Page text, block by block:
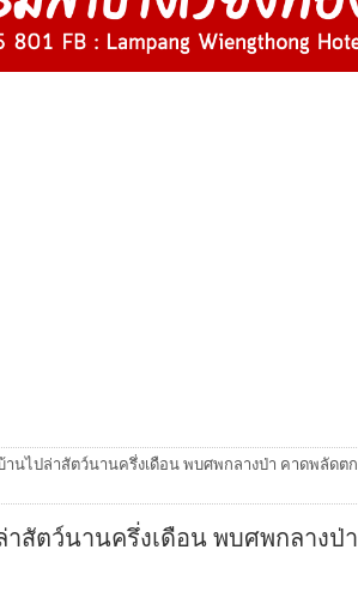
านไปล่าสัตว์นานครึ่งเดือน พบศพกลางป่า คาดพลัดตก
สัตว์นานครึ่งเดือน พบศพกลางป่า